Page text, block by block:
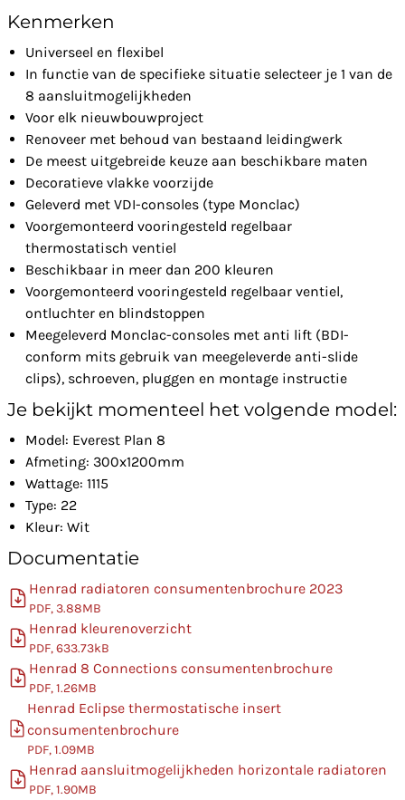
Kenmerken
Universeel en flexibel
In functie van de specifieke situatie selecteer je 1 van de
8 aansluitmogelijkheden
Voor elk nieuwbouwproject
Renoveer met behoud van bestaand leidingwerk
De meest uitgebreide keuze aan beschikbare maten
Decoratieve vlakke voorzijde
Geleverd met VDI-consoles (type Monclac)
Voorgemonteerd vooringesteld regelbaar
thermostatisch ventiel
Beschikbaar in meer dan 200 kleuren
Voorgemonteerd vooringesteld regelbaar ventiel,
ontluchter en blindstoppen
Meegeleverd Monclac-consoles met anti lift (BDI-
conform mits gebruik van meegeleverde anti-slide
clips), schroeven, pluggen en montage instructie
Je bekijkt momenteel het volgende model:
Model: Everest Plan 8
Afmeting: 300x1200mm
Wattage: 1115
Type: 22
Kleur: Wit
Documentatie
Henrad radiatoren consumentenbrochure 2023
PDF, 3.88MB
Henrad kleurenoverzicht
PDF, 633.73kB
Henrad 8 Connections consumentenbrochure
PDF, 1.26MB
Henrad Eclipse thermostatische insert
consumentenbrochure
PDF, 1.09MB
Henrad aansluitmogelijkheden horizontale radiatoren
PDF, 1.90MB